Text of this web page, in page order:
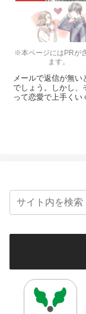
※本ページにはPRが
ます。
メールで返信が無
でしょう。しかし、
って恋愛で上手く